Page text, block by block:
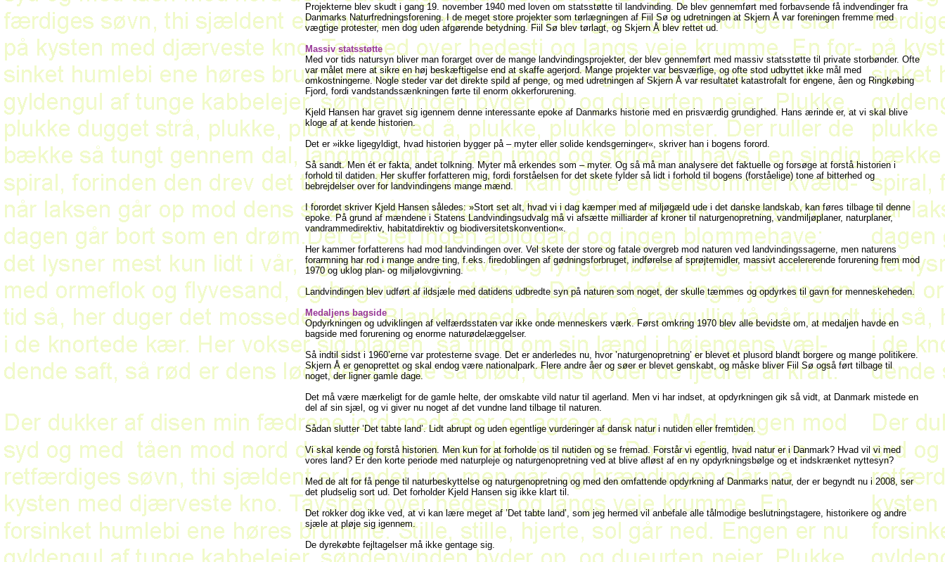
Projekterne blev skudt i gang 19. november 1940 med loven om statsstøtte til landvinding. De blev gennemført med forbavsende få indvendinger fra
Danmarks Naturfredningsforening. I de meget store projekter som tørlægningen af Fiil Sø og udretningen at Skjern Å var foreningen fremme med
vægtige protester, men dog uden afgørende betydning. Fiil Sø blev tørlagt, og Skjern Å blev rettet ud.
Massiv statsstøtte
Med vor tids natursyn bliver man forarget over de mange landvindingsprojekter, der blev gennemført med massiv statsstøtte til private storbønder. Ofte
var målet mere at sikre en høj beskæftigelse end at skaffe agerjord. Mange projekter var besværlige, og ofte stod udbyttet ikke mål med
omkostningerne. Nogle steder var det direkte spild af penge, og med udretningen af Skjern Å var resultatet katastrofalt for engene, åen og Ringkøbing
Fjord, fordi vandstandssænkningen førte til enorm okkerforurening.
Kjeld Hansen har gravet sig igennem denne interessante epoke af Danmarks historie med en prisværdig grundighed. Hans ærinde er, at vi skal blive
kloge af at kende historien.
Det er »ikke ligegyldigt, hvad historien bygger på – myter eller solide kendsgerninger«, skriver han i bogens forord.
Så sandt. Men ét er fakta, andet tolkning. Myter må erkendes som – myter. Og så må man analysere det faktuelle og forsøge at forstå historien i
forhold til datiden. Her skuffer forfatteren mig, fordi forståelsen for det skete fylder så lidt i forhold til bogens (forståelige) tone af bitterhed og
bebrejdelser over for landvindingens mange mænd.
I forordet skriver Kjeld Hansen således: »Stort set alt, hvad vi i dag kæmper med af miljøgæld ude i det danske landskab, kan føres tilbage til denne
epoke. På grund af mændene i Statens Landvindingsudvalg må vi afsætte milliarder af kroner til naturgenopretning, vandmiljøplaner, naturplaner,
vandrammedirektiv, habitatdirektiv og biodiversitetskonvention«.
Her kammer forfatterens had mod landvindingen over. Vel skete der store og fatale overgreb mod naturen ved landvindingssagerne, men naturens
forarmning har rod i mange andre ting, f.eks. firedoblingen af gødningsforbruget, indførelse af sprøjtemidler, massivt accelererende forurening frem mod
1970 og uklog plan- og miljølovgivning.
Landvindingen blev udført af ildsjæle med datidens udbredte syn på naturen som noget, der skulle tæmmes og opdyrkes til gavn for menneskeheden.
Medaljens bagside
Opdyrkningen og udviklingen af velfærdsstaten var ikke onde menneskers værk. Først omkring 1970 blev alle bevidste om, at medaljen havde en
bagside med forurening og enorme naturødelæggelser.
Så indtil sidst i 1960’erne var protesterne svage. Det er anderledes nu, hvor ’naturgenopretning’ er blevet et plusord blandt borgere og mange politikere.
Skjern Å er genoprettet og skal endog være nationalpark. Flere andre åer og søer er blevet genskabt, og måske bliver Fiil Sø også ført tilbage til
noget, der ligner gamle dage.
Det må være mærkeligt for de gamle helte, der omskabte vild natur til agerland. Men vi har indset, at opdyrkningen gik så vidt, at Danmark mistede en
del af sin sjæl, og vi giver nu noget af det vundne land tilbage til naturen.
Sådan slutter ’Det tabte land’. Lidt abrupt og uden egentlige vurderinger af dansk natur i nutiden eller fremtiden.
Vi skal kende og forstå historien. Men kun for at forholde os til nutiden og se fremad. Forstår vi egentlig, hvad natur er i Danmark? Hvad vil vi med
vores land? Er den korte periode med naturpleje og naturgenopretning ved at blive afløst af en ny opdyrkningsbølge og et indskrænket nyttesyn?
Med de alt for få penge til naturbeskyttelse og naturgenopretning og med den omfattende opdyrkning af Danmarks natur, der er begyndt nu i 2008, ser
det pludselig sort ud. Det forholder Kjeld Hansen sig ikke klart til.
Det rokker dog ikke ved, at vi kan lære meget af ’Det tabte land’, som jeg hermed vil anbefale alle tålmodige beslutningstagere, historikere og andre
sjæle at pløje sig igennem.
De dyrekøbte fejltagelser må ikke gentage sig.